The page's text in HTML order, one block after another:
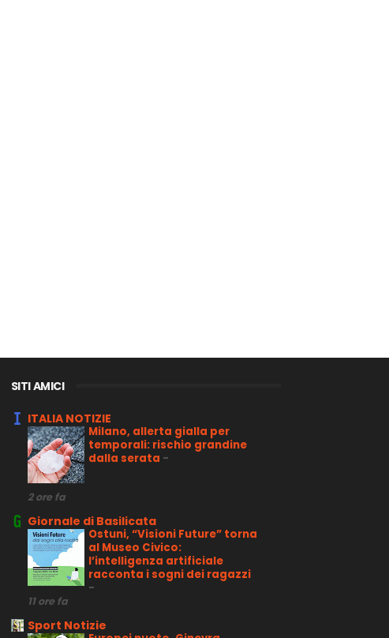
SITI AMICI
ITALIA NOTIZIE
Milano, allerta gialla per
temporali: rischio grandine
dalla serata -
2 ore fa
Giornale di Basilicata
Ostuni, “Visioni Future” torna
al Museo Civico:
l’intelligenza artificiale
racconta i sogni dei ragazzi
-
11 ore fa
Sport Notizie